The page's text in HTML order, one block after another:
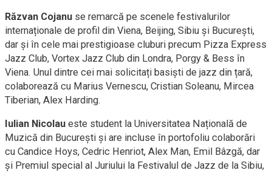
Răzvan Cojanu se remarcă pe scenele festivalurilor
internaționale de profil din Viena, Beijing, Sibiu și București,
dar și în cele mai prestigioase cluburi precum Pizza Express
Jazz Club, Vortex Jazz Club din Londra, Porgy & Bess în
Viena. Unul dintre cei mai solicitați basiști de jazz din țară,
colaborează cu Marius Vernescu, Cristian Soleanu, Mircea
Tiberian, Alex Harding.
Iulian Nicolau este student la Universitatea Națională de
Muzică din București și are incluse în portofoliu colaborări
cu Candice Hoys, Cedric Henriot, Alex Man, Emil Bâzgă, dar
și Premiul special al Juriului la Festivalul de Jazz de la Sibiu,